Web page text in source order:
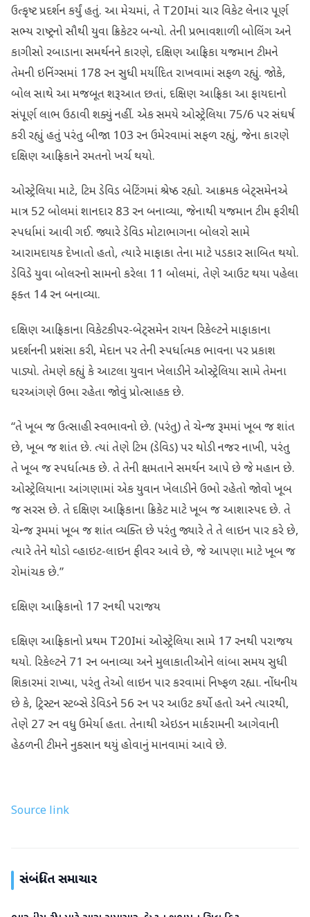
ઉત્કૃષ્ટ પ્રદર્શન કર્યું હતું. આ મેચમાં, તે T20Iમાં ચાર વિકેટ લેનાર પૂર્ણ
સભ્ય રાષ્ટ્રનો સૌથી યુવા ક્રિકેટર બન્યો. તેની પ્રભાવશાળી બોલિંગ અને
કાગીસો રબાડાના સમર્થનને કારણે, દક્ષિણ આફ્રિકા યજમાન ટીમને
તેમની ઇનિંગ્સમાં 178 રન સુધી મર્યાદિત રાખવામાં સફળ રહ્યું. જોકે,
બોલ સાથે આ મજબૂત શરૂઆત છતાં, દક્ષિણ આફ્રિકા આ ફાયદાનો
સંપૂર્ણ લાભ ઉઠાવી શક્યું નહીં. એક સમયે ઓસ્ટ્રેલિયા 75/6 પર સંઘર્ષ
કરી રહ્યું હતું પરંતુ બીજા 103 રન ઉમેરવામાં સફળ રહ્યું, જેના કારણે
દક્ષિણ આફ્રિકાને રમતનો ખર્ચ થયો.
ઓસ્ટ્રેલિયા માટે, ટિમ ડેવિડ બેટિંગમાં શ્રેષ્ઠ રહ્યો. આક્રમક બેટ્સમેનએ
માત્ર 52 બોલમાં શાનદાર 83 રન બનાવ્યા, જેનાથી યજમાન ટીમ ફરીથી
સ્પર્ધામાં આવી ગઈ. જ્યારે ડેવિડ મોટાભાગના બોલરો સામે
આરામદાયક દેખાતો હતો, ત્યારે માફાકા તેના માટે પડકાર સાબિત થયો.
ડેવિડે યુવા બોલરનો સામનો કરેલા 11 બોલમાં, તેણે આઉટ થયા પહેલા
ફક્ત 14 રન બનાવ્યા.
દક્ષિણ આફ્રિકાના વિકેટકીપર-બેટ્સમેન રાયન રિકેલ્ટને માફાકાના
પ્રદર્શનની પ્રશંસા કરી, મેદાન પર તેની સ્પર્ધાત્મક ભાવના પર પ્રકાશ
પાડ્યો. તેમણે કહ્યું કે આટલા યુવાન ખેલાડીને ઓસ્ટ્રેલિયા સામે તેમના
ઘરઆંગણે ઉભા રહેતા જોવું પ્રોત્સાહક છે.
“તે ખૂબ જ ઉત્સાહી સ્વભાવનો છે. (પરંતુ) તે ચેન્જ રૂમમાં ખૂબ જ શાંત
છે, ખૂબ જ શાંત છે. ત્યાં તેણે ટિમ (ડેવિડ) પર થોડી નજર નાખી, પરંતુ
તે ખૂબ જ સ્પર્ધાત્મક છે. તે તેની ક્ષમતાને સમર્થન આપે છે જે મહાન છે.
ઓસ્ટ્રેલિયાના આંગણામાં એક યુવાન ખેલાડીને ઉભો રહેતો જોવો ખૂબ
જ સરસ છે. તે દક્ષિણ આફ્રિકાના ક્રિકેટ માટે ખૂબ જ આશાસ્પદ છે. તે
ચેન્જ રૂમમાં ખૂબ જ શાંત વ્યક્તિ છે પરંતુ જ્યારે તે તે લાઇન પાર કરે છે,
ત્યારે તેને થોડો વ્હાઇટ-લાઇન ફીવર આવે છે, જે આપણા માટે ખૂબ જ
રોમાંચક છે.”
દક્ષિણ આફ્રિકાનો 17 રનથી પરાજય
દક્ષિણ આફ્રિકાનો પ્રથમ T20Iમાં ઓસ્ટ્રેલિયા સામે 17 રનથી પરાજય
થયો. રિકેલ્ટને 71 રન બનાવ્યા અને મુલાકાતીઓને લાંબા સમય સુધી
શિકારમાં રાખ્યા, પરંતુ તેઓ લાઇન પાર કરવામાં નિષ્ફળ રહ્યા. નોંધનીય
છે કે, ટ્રિસ્ટન સ્ટબ્સે ડેવિડને 56 રન પર આઉટ કર્યો હતો અને ત્યારથી,
તેણે 27 રન વધુ ઉમેર્યા હતા. તેનાથી એઇડન માર્કરામની આગેવાની
હેઠળની ટીમને નુકસાન થયું હોવાનું માનવામાં આવે છે.
Source link
સંબંધિત સમાચાર